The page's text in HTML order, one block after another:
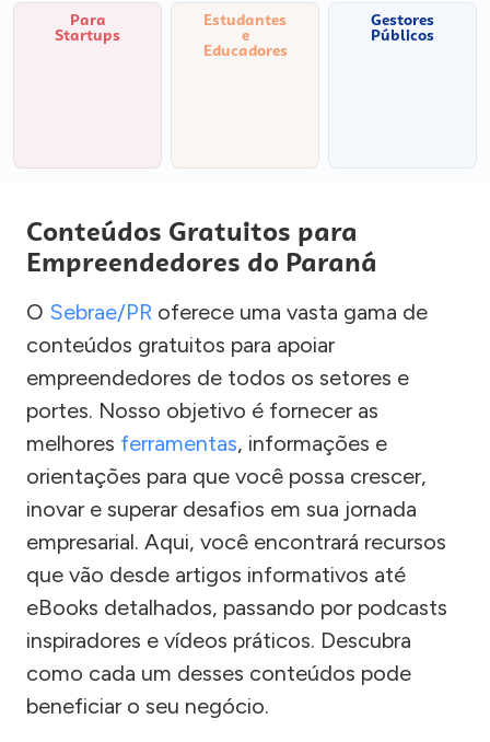
Para
Startups
Estudantes
e
Educadores
Gestores
Públicos
Conteúdos Gratuitos para
Empreendedores do Paraná
O Sebrae/PR oferece uma vasta gama de
conteúdos gratuitos para apoiar
empreendedores de todos os setores e
portes. Nosso objetivo é fornecer as
melhores ferramentas, informações e
orientações para que você possa crescer,
inovar e superar desafios em sua jornada
empresarial. Aqui, você encontrará recursos
que vão desde artigos informativos até
eBooks detalhados, passando por podcasts
inspiradores e vídeos práticos. Descubra
como cada um desses conteúdos pode
beneficiar o seu negócio.